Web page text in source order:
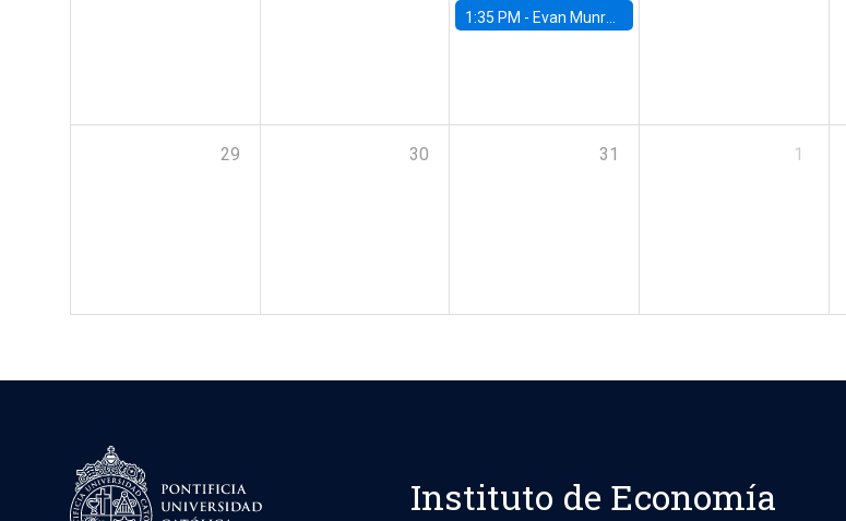
1:35 PM - Evan Munro, Neyman Visiting Assistant Professor in the Department of Statistics at UC Berkeley
29 30 31 1
Instituto de Economía